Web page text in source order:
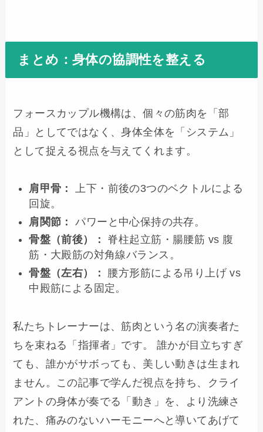
まとめ：身体の協調性を整える
フォースカップル機構は、個々の筋肉を「部
品」としてではなく、身体全体を「システム」
として捉える視点を与えてくれます。
肩甲骨：
上下・前後の3つのベクトルによる
回旋。
肩関節：
パワーと中心保持の共存。
骨盤（前後）：
脊柱起立筋・腸腰筋 vs 腹
筋・大殿筋の対角線バランス。
骨盤（左右）：
腰方形筋による吊り上げ vs
中殿筋による固定。
私たちトレーナーは、筋肉という名の演奏者た
ちを束ねる「指揮者」です。 誰かが目立ちすぎ
ても、誰かがサボっても、美しい動きは生まれ
ません。この記事で学んだ視点を持ち、クライ
アントの身体が奏でる「動き」を、より洗練さ
れた、痛みのないハーモニーへと導いてあげて